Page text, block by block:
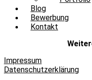
Blog
Bewerbung
Kontakt
Impressum
Datenschutzerklärung